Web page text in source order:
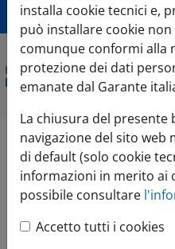
Home»Comunicazione»
la ricerca di controparti -
Modelli
la ricerca
installa cookie tecnici e,
può installare cookie
comunque conformi alla
protezione dei dati
emanate dal Garante
La chiusura del presente
navigazione del sito web
di default (solo cookie
informazioni in merito ai
possibile consultare
Accetto tutti i cookies